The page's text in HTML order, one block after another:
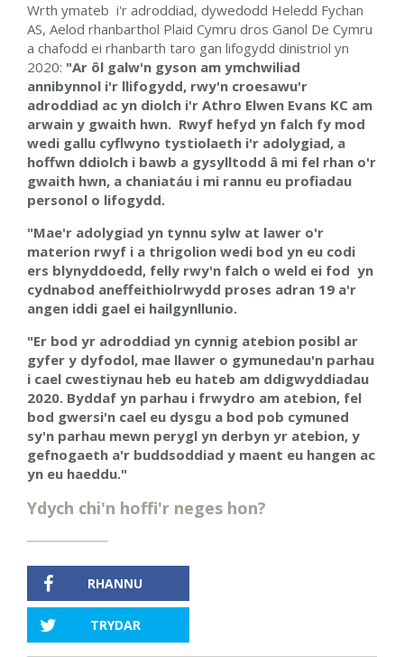
Wrth ymateb i'r adroddiad, dywedodd Heledd Fychan
AS, Aelod rhanbarthol Plaid Cymru dros Ganol De Cymru
a chafodd ei rhanbarth taro gan lifogydd dinistriol yn
2020: "Ar ôl galw'n gyson am ymchwiliad
annibynnol i'r llifogydd, rwy'n croesawu'r
adroddiad ac yn diolch i'r Athro Elwen Evans KC am
arwain y gwaith hwn. Rwyf hefyd yn falch fy mod
wedi gallu cyflwyno tystiolaeth i'r adolygiad, a
hoffwn ddiolch i bawb a gysylltodd â mi fel rhan o'r
gwaith hwn, a chaniatáu i mi rannu eu profiadau
personol o lifogydd.
"Mae'r adolygiad yn tynnu sylw at lawer o'r
materion rwyf i a thrigolion wedi bod yn eu codi
ers blynyddoedd, felly rwy'n falch o weld ei fod yn
cydnabod aneffeithiolrwydd proses adran 19 a'r
angen iddi gael ei hailgynllunio.
"Er bod yr adroddiad yn cynnig atebion posibl ar
gyfer y dyfodol, mae llawer o gymunedau'n parhau
i cael cwestiynau heb eu hateb am ddigwyddiadau
2020. Byddaf yn parhau i frwydro am atebion, fel
bod gwersi'n cael eu dysgu a bod pob cymuned
sy'n parhau mewn perygl yn derbyn yr atebion, y
gefnogaeth a'r buddsoddiad y maent eu hangen ac
yn eu haeddu."
Ydych chi'n hoffi'r neges hon?
RHANNU
TRYDAR